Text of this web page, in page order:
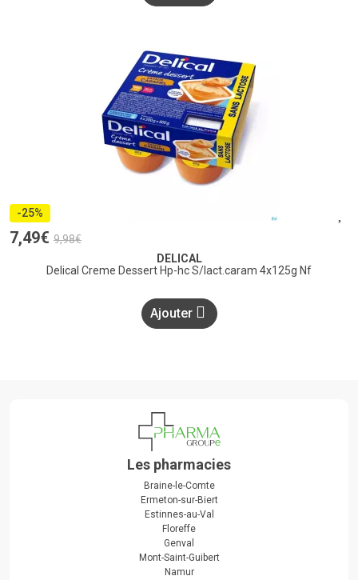
-25%
7,49€ 9,98€
DELICAL
Delical Creme Dessert Hp-hc S/lact.caram 4x125g Nf
Ajouter
Les pharmacies
Braine-le-Comte
Ermeton-sur-Biert
Estinnes-au-Val
Floreffe
Genval
Mont-Saint-Guibert
Namur